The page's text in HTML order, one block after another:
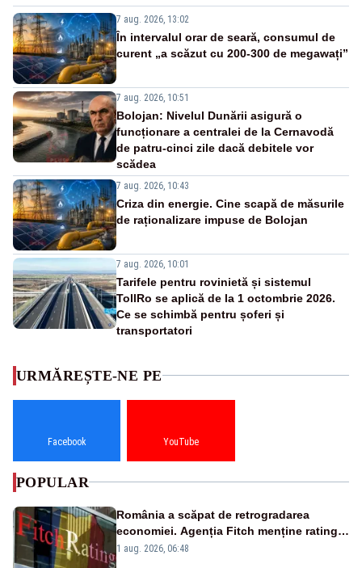
7 aug. 2026, 13:02
În intervalul orar de seară, consumul de
curent „a scăzut cu 200-300 de megawați”
7 aug. 2026, 10:51
Bolojan: Nivelul Dunării asigură o
funcționare a centralei de la Cernavodă
de patru-cinci zile dacă debitele vor
scădea
7 aug. 2026, 10:43
Criza din energie. Cine scapă de măsurile
de raționalizare impuse de Bolojan
7 aug. 2026, 10:01
Tarifele pentru rovinietă și sistemul
TollRo se aplică de la 1 octombrie 2026.
Ce se schimbă pentru șoferi și
transportatori
URMĂREȘTE-NE PE
Facebook YouTube
POPULAR
România a scăpat de retrogradarea
economiei. Agenția Fitch menține ratingul
„BBB-” cu perspectivă negativă
1 aug. 2026, 06:48